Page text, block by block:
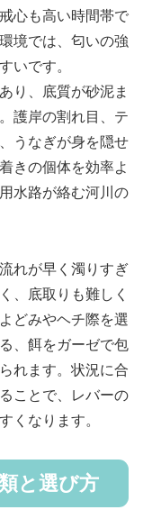
心も高い時間帯で
境では、匂いの強
いです。
り、底質が砂泥ま
護岸の割れ目、テ
うなぎが身を隠せ
きの個体を効率よ
水路が絡む河川の
れが早く濁りすぎ
、底取りも難しく
どみやヘチ際を選
、餌をガーゼで包
れます。状況に合
ことで、レバーの
くなります。
と選び方